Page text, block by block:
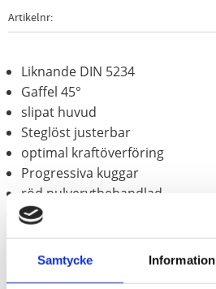
Samtycke Information
Artikelnr
Liknande DIN 5234
Gaffel 45°
slipat huvud
Steglöst justerbar
optimal kraftöverföring
Progressiva kuggar
röd pulverytbehandlad
stukad
Krom vanadium